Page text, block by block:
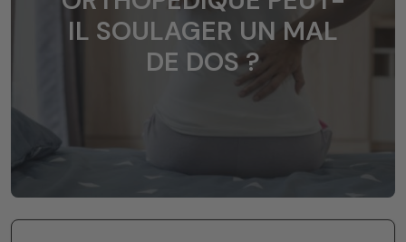
IL SOULAGER UN MAL
DE DOS ?